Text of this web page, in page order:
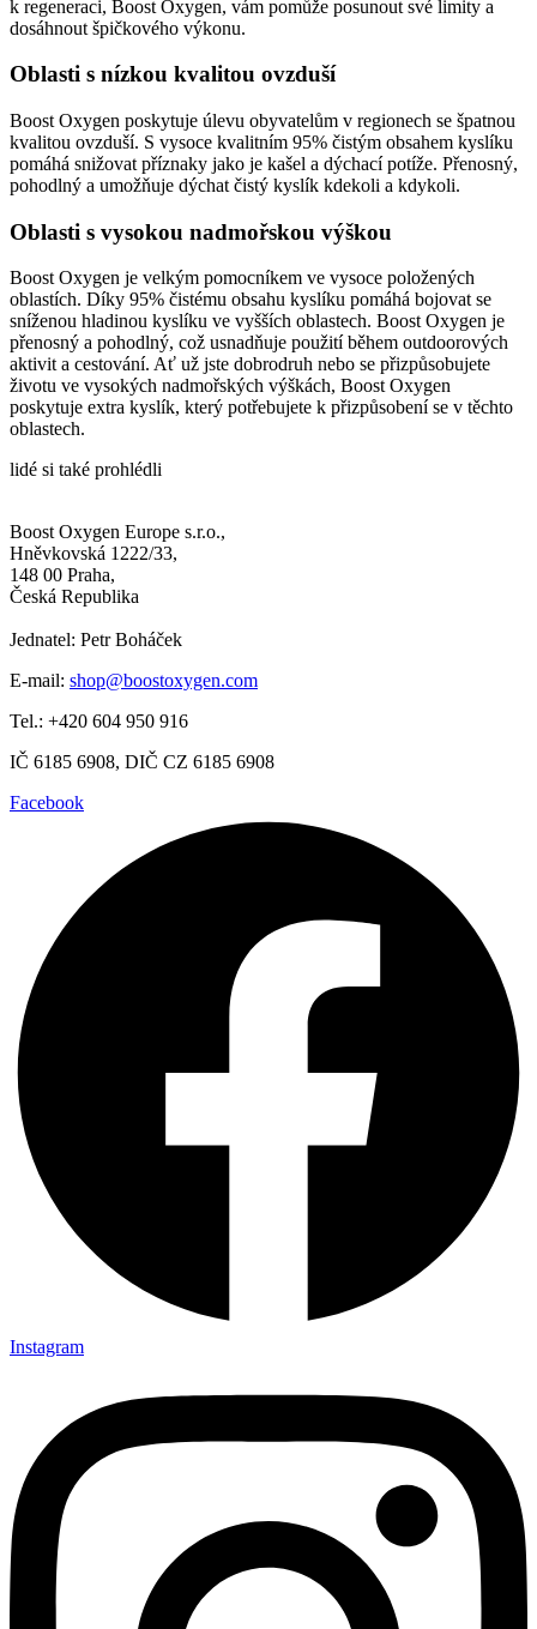
k regeneraci, Boost Oxygen, vám pomůže posunout své limity a
dosáhnout špičkového výkonu.
Oblasti s nízkou kvalitou ovzduší
Boost Oxygen poskytuje úlevu obyvatelům v regionech se špatnou
kvalitou ovzduší. S vysoce kvalitním 95% čistým obsahem kyslíku
pomáhá snižovat příznaky jako je kašel a dýchací potíže. Přenosný,
pohodlný a umožňuje dýchat čistý kyslík kdekoli a kdykoli.
Oblasti s vysokou nadmořskou výškou
Boost Oxygen je velkým pomocníkem ve vysoce položených
oblastích. Díky 95% čistému obsahu kyslíku pomáhá bojovat se
sníženou hladinou kyslíku ve vyšších oblastech. Boost Oxygen je
přenosný a pohodlný, což usnadňuje použití během outdoorových
aktivit a cestování. Ať už jste dobrodruh nebo se přizpůsobujete
životu ve vysokých nadmořských výškách, Boost Oxygen
poskytuje extra kyslík, který potřebujete k přizpůsobení se v těchto
oblastech.
lidé si také prohlédli
Boost Oxygen Europe s.r.o.,
Hněvkovská 1222/33,
148 00 Praha,
Česká Republika
Jednatel: Petr Boháček
E-mail: shop@boostoxygen.com
Tel.: +420 604 950 916
IČ 6185 6908, DIČ CZ 6185 6908
Facebook
Instagram